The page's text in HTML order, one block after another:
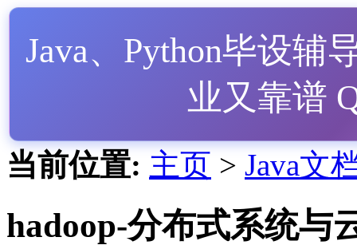
Java、Python毕设辅
业又靠谱
当前位置: 主页 > Java文
hadoop-分布式系统与